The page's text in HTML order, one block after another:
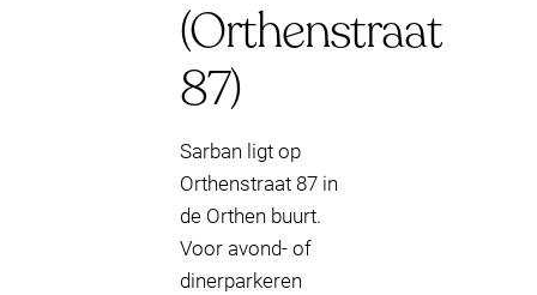
(Orthenstraat
87)
Sarban ligt op
Orthenstraat 87 in
de Orthen buurt.
Voor avond- of
dinerparkeren